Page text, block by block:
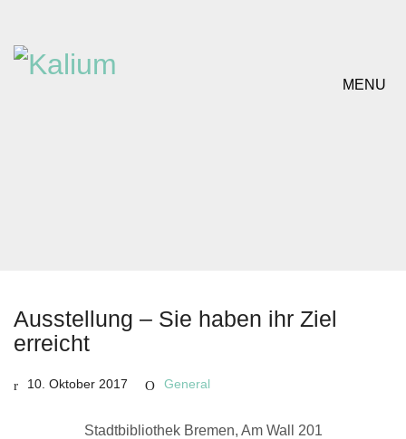
MENU
Ausstellung – Sie haben ihr Ziel
erreicht
10. Oktober 2017 General
Stadt­bi­blio­thek Bre­men, Am Wall 201